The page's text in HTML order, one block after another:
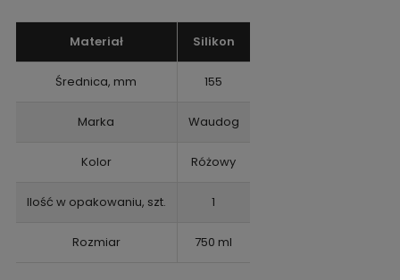
Materiał Silikon
Średnica, mm 155
Marka Waudog
Kolor Różowy
Ilość w opakowaniu, szt. 1
Rozmiar 750 ml